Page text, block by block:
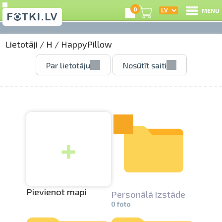
0 MENU
Lietotāji / H / HappyPillow
Par lietotāju Nosūtīt saiti
+
Pievienot mapi Personālā izstāde
0 foto